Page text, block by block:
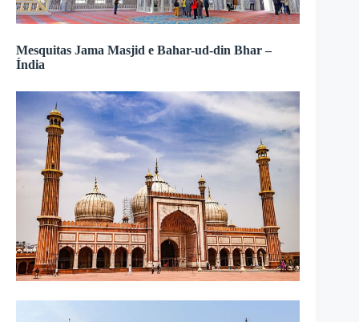
Mesquitas Jama Masjid e Bahar-ud-din Bhar –
Índia